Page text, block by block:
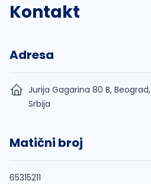
Kontakt
Adresa
Jurija Gagarina 80 B, Beograd,
Srbija
Matični broj
65315211